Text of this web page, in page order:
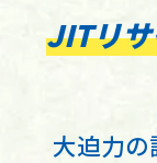
JITリ
大迫力